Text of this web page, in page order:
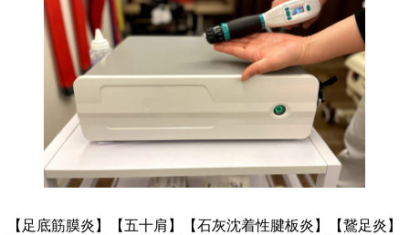
【足底筋膜炎】【五十肩】【石灰沈着性腱板炎】【鵞足炎】